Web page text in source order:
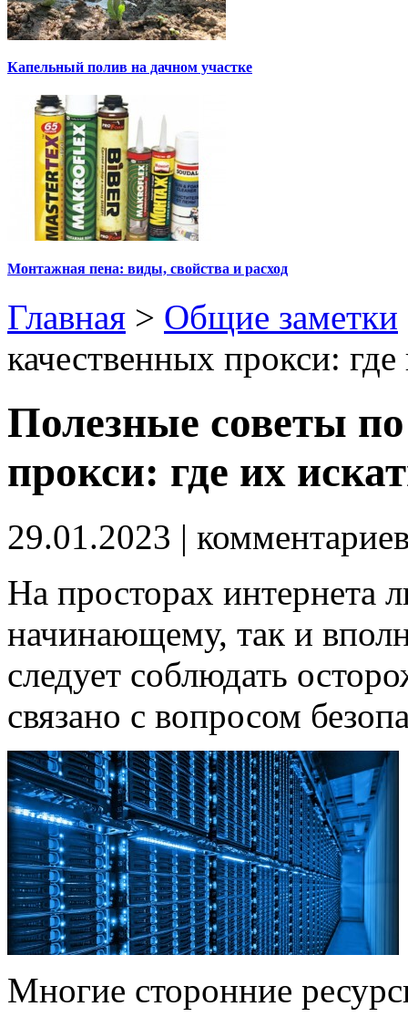
Капельный полив на дачном участке
Монтажная пена: виды, свойства и расход
Главная > Общие заметки
качественных прокси: где
Полезные советы
прокси: где их
29.01.2023 |
На просторах интернета
начинающему, так и
следует соблюдать
связано с вопросом
Многие сторонние